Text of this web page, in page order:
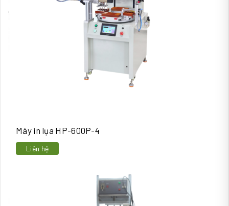
Máy in lụa HP-600P-4
Liên hệ